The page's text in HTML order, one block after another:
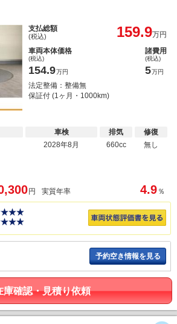
支払総額
(税込) 159.9万円
車両本体価格
(税込)
154.9万円
諸費用
(税込)
5万円
法定整備：整備無
保証付 (1ヶ月・1000km)
車検
2028年8月
排気
660cc
修復
無し
円 実質年率 4.9 ％
予約空き情報を見る
庫確認・見積り依頼